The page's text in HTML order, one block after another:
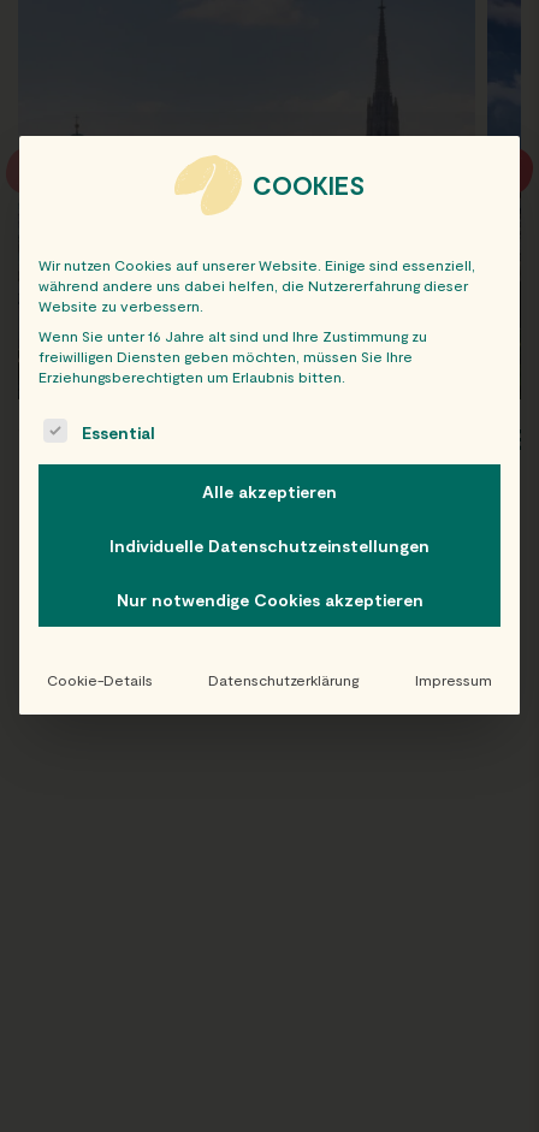
WIEN
Folge uns auf Instagram!
COOKIES
Wir nutzen Cookies auf unserer Website. Einige sind essenziell,
während andere uns dabei helfen, die Nutzererfahrung dieser
Website zu verbessern.
Wenn Sie unter 16 Jahre alt sind und Ihre Zustimmung zu
freiwilligen Diensten geben möchten, müssen Sie Ihre
Erziehungsberechtigten um Erlaubnis bitten.
The following is a list of service groups for which consent
Essential
Alle akzeptieren
Individuelle Datenschutzeinstellungen
Nur notwendige Cookies akzeptieren
Cookie-Details Datenschutzerklärung Impressum